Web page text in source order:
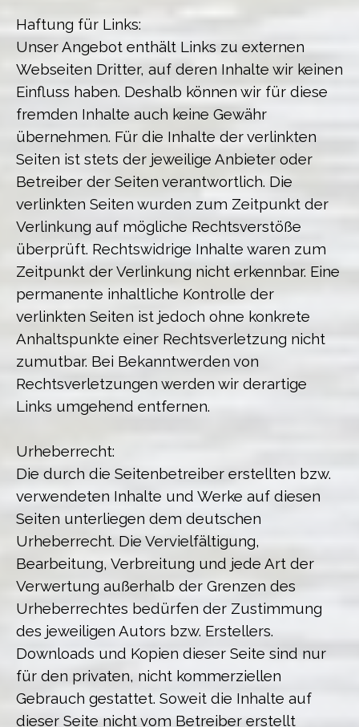
Haftung für Links:
Unser Angebot enthält Links zu externen
Webseiten Dritter, auf deren Inhalte wir keinen
Einfluss haben. Deshalb können wir für diese
fremden Inhalte auch keine Gewähr
übernehmen. Für die Inhalte der verlinkten
Seiten ist stets der jeweilige Anbieter oder
Betreiber der Seiten verantwortlich. Die
verlinkten Seiten wurden zum Zeitpunkt der
Verlinkung auf mögliche Rechtsverstöße
überprüft. Rechtswidrige Inhalte waren zum
Zeitpunkt der Verlinkung nicht erkennbar. Eine
permanente inhaltliche Kontrolle der
verlinkten Seiten ist jedoch ohne konkrete
Anhaltspunkte einer Rechtsverletzung nicht
zumutbar. Bei Bekanntwerden von
Rechtsverletzungen werden wir derartige
Links umgehend entfernen.
Urheberrecht:
Die durch die Seitenbetreiber erstellten bzw.
verwendeten Inhalte und Werke auf diesen
Seiten unterliegen dem deutschen
Urheberrecht. Die Vervielfältigung,
Bearbeitung, Verbreitung und jede Art der
Verwertung außerhalb der Grenzen des
Urheberrechtes bedürfen der Zustimmung
des jeweiligen Autors bzw. Erstellers.
Downloads und Kopien dieser Seite sind nur
für den privaten, nicht kommerziellen
Gebrauch gestattet. Soweit die Inhalte auf
dieser Seite nicht vom Betreiber erstellt